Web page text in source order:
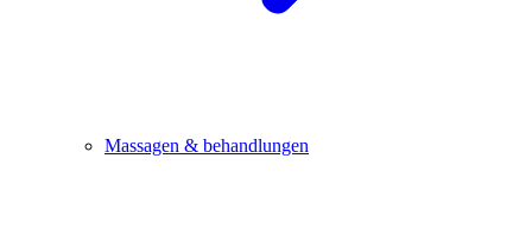
Massagen & behandlungen